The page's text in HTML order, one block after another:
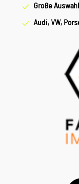
sowie drei
ist die Tasche? Die
bieten ausreichend
die Tasche für
Design und den
und den täglichen
Große Auswahl
Audi, VW,